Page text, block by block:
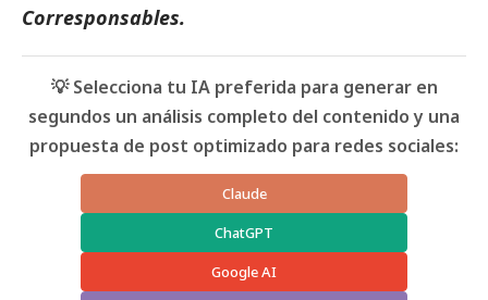
Corresponsables.
💡 Selecciona tu IA preferida para generar en
segundos un análisis completo del contenido y una
propuesta de post optimizado para redes sociales:
Claude
ChatGPT
Google AI